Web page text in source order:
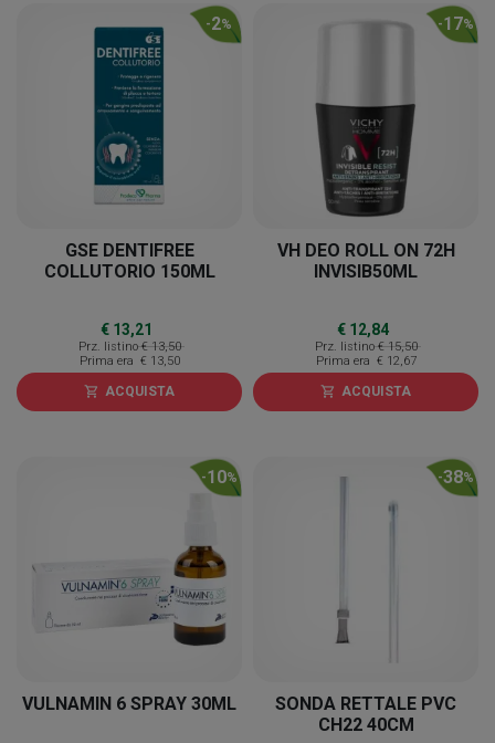
-2%
GSE DENTIFREE
COLLUTORIO 150ML
€ 13,21
Prz. listino € 13,50
Prima era € 13,50
shopping_cart ACQUISTA
-17%
VH DEO ROLL ON 72H
INVISIB50ML
€ 12,84
Prz. listino € 15,50
Prima era € 12,67
shopping_cart ACQUISTA
-10%
VULNAMIN 6 SPRAY 30ML
-38%
SONDA RETTALE PVC
CH22 40CM